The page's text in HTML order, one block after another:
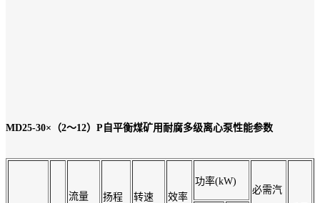
MD25-30×（2～12）P 自平衡煤矿用耐腐多级离心泵性能参数
流量 扬程 转速 效率
功率(kW)
必需汽